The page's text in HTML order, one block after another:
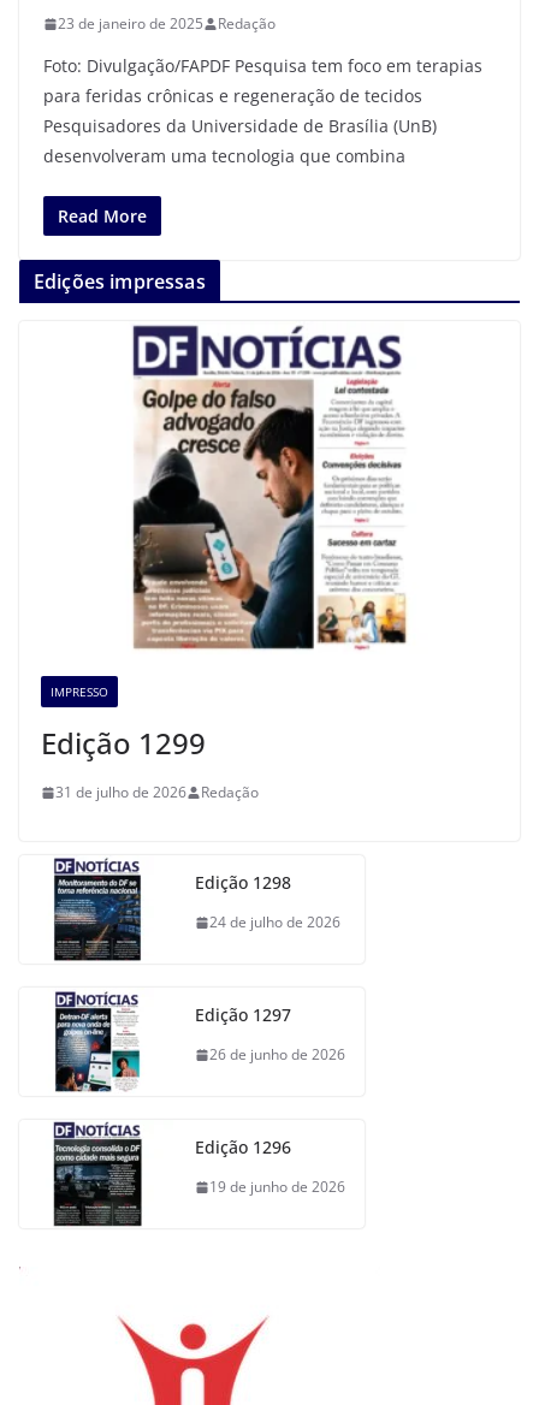
23 de janeiro de 2025 Redação
Foto: Divulgação/FAPDF Pesquisa tem foco em terapias
para feridas crônicas e regeneração de tecidos
Pesquisadores da Universidade de Brasília (UnB)
desenvolveram uma tecnologia que combina
Read More
Edições impressas
IMPRESSO
Edição 1299
31 de julho de 2026 Redação
Edição 1298
24 de julho de 2026
Edição 1297
26 de junho de 2026
Edição 1296
19 de junho de 2026